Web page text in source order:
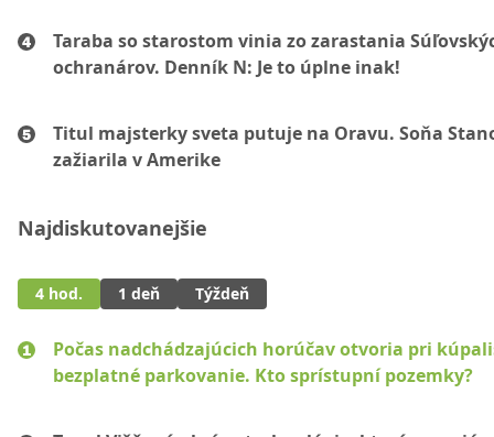
Taraba so starostom vinia zo zarastania
ochranárov. Denník N: Je to úplne inak!
Titul majsterky sveta putuje na Oravu. Soňa
zažiarila v Amerike
Najdiskutovanejšie
4 hod. 1 deň Týždeň
Počas nadchádzajúcich horúčav otvoria pri
bezplatné parkovanie. Kto sprístupní pozemky?